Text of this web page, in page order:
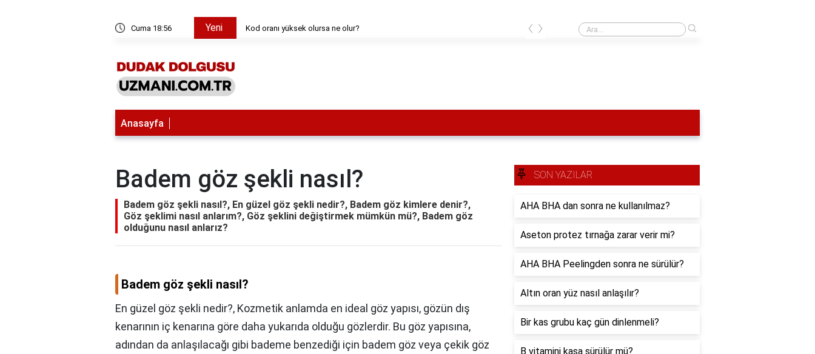
Cuma 18:56 Yeni Kod oranı yüksek olursa ne olur? Antipas yerine yağlı boya kullanılır mı?
‹ ›
Anasayfa
Badem göz şekli nasıl?
Badem göz şekli nasıl?, En güzel göz şekli nedir?, Badem göz kimlere denir?,
Göz şeklimi nasıl anlarım?, Göz şeklini değiştirmek mümkün mü?, Badem göz
olduğunu nasıl anlarız?
Badem göz şekli nasıl?
En güzel göz şekli nedir?, Kozmetik anlamda en ideal göz yapısı, gözün dış
kenarının iç kenarına göre daha yukarıda olduğu gözlerdir. Bu göz yapısına,
adından da anlaşılacağı gibi bademe benzediği için badem göz veya çekik göz
SON YAZILAR
AHA BHA dan sonra ne kullanılmaz?
Aseton protez tırnağa zarar verir mi?
AHA BHA Peelingden sonra ne sürülür?
Altın oran yüz nasıl anlaşılır?
Bir kas grubu kaç gün dinlenmeli?
B vitamini kaşa sürülür mü?